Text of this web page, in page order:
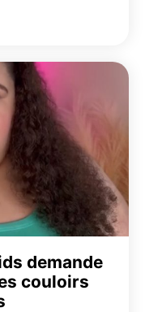
demande
couloirs